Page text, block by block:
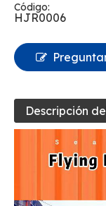
Código:
HJR0006
Descripción